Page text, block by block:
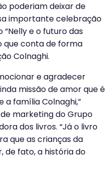
poderiam deixar de
importante celebração
e o futuro das
que conta de forma
Colnaghi.
e agradecer
missão de amor que é
a família Colnaghi,”
marketing do Grupo
dos livros. “Já o livro
que as crianças da
de fato, a história do